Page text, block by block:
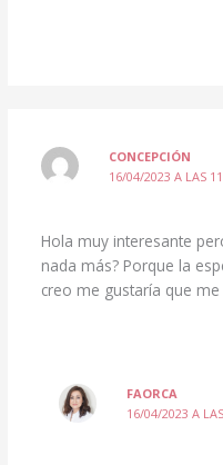
CONCEPCIÓN
16/04/2023 A LAS
Hola muy interesante
nada más? Porque la
creo me gustaría que
FAORCA
16/04/2023 A